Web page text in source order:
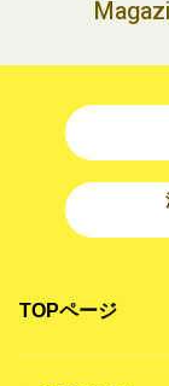
TOPページ